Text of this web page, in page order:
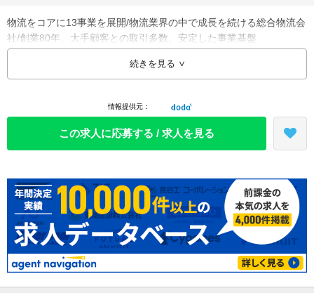
物流をコアに13事業を展開/物流業界の中で成長を続ける総合物流会
社/創業80年、大手顧客との取引多数、安定した事業基盤
同社は昭和19年に設立後、輸送事業、事務所移転引越事業、倉庫保
ービスを社会のニーズに合わせて柔軟に創り出し、現在では13事業
を展開しています。
これらの事業は全て、「お客様の期待や要望に応えたい」という現
す。
また、同社は早くから静脈物流にも着目し、機密文書リサイクル、
産業廃棄物管理など、環境保全・CSRに主眼を置いたエコビジネス
にも取り組んでいます。
3PL事業：物流センター管理業務のあらゆるシーンにおいて、提案
から実務まで顧客の物流すべてをサポート
輸送事業：自車車輌と約800社の提携企業とのネットワークによ
続きを見る
情報提供元：
この求人に応募する / 求人を見る